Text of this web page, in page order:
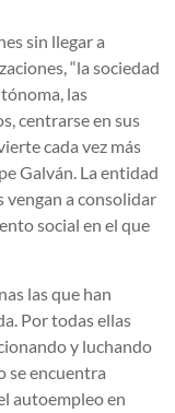
sin llegar a
“la sociedad
las
centrarse en sus
cada vez más
Galván. La entidad
vengan a consolidar
social en el que
las que han
Por todas ellas
y luchando
se encuentra
autoempleo en